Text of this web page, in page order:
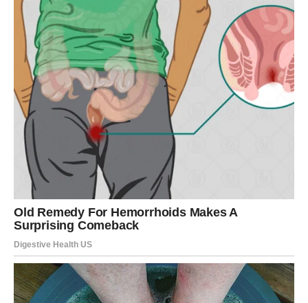
Pred vama je dan pun intuicije i važnih unutrašnjih
osjećaja.
Na poslovnom planu moguće su veoma dobre vijesti.
Sudbina vas vodi prema uspjehu
Danas vjerujte svom osjećaju.
STRIJELAC
Srijeda vam donosi mnogo energije, smijeha i spontanih
događaja.
Moguće je novo poznanstvo ili susret koji vam potpuno
mijenja raspoloženje.